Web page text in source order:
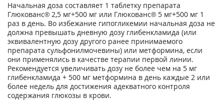
Начальная доза составляет 1 таблетку препарата
Глюкованс® 2,5 мг+500 мг или Глюкованс® 5 мг+500 мг 1
раз в день. Во избежание гипогликемии начальная доза не
должна превышать дневную дозу глибенкламида (или
эквивалентную дозу другого ранее принимаемого
препарата сульфонилмочевины) или метформина, если
они применялись в качестве терапии первой линии.
Рекомендуется увеличивать дозу не более чем на 5 мг
глибенкламида + 500 мг метформина в день каждые 2 или
более недель для достижения адекватного контроля
содержания глюкозы в крови.